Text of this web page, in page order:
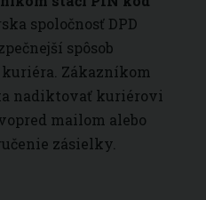
spoločnosť DPD
spôsob
Zákazníkom
nadiktovať kuriérovi
mailom alebo
zásielky.